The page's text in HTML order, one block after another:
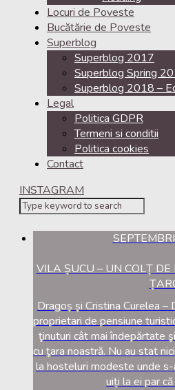
Locuri de Poveste
Bucătărie de Poveste
Superblog
Superblog 2017
Superblog Spring
Superblog 2018 –
Legal
Politica GDPR
Termeni si conditii
Politica cookies
Contact
INSTAGRAM
VILA ȘUCU – UN COLȚ
Dragoș și Cristina Curelea –
proprietari de pensiune
ţinuturi cât mai îndepărtate
cu ţara noastră. Nu au stat
la hosteluri modeste unde
uiți la ei par că